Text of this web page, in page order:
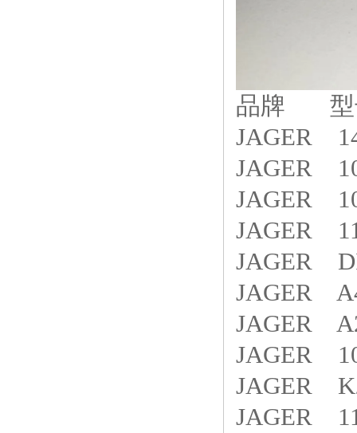
品牌 型
JAGER
JAGER
JAGER
JAGER
JAGER
JAGER
JAGER
JAGER
JAGER
JAGER